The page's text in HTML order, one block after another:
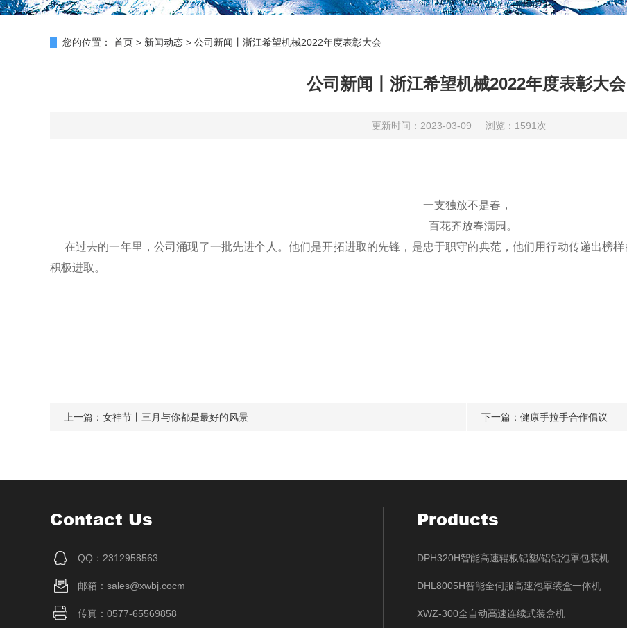
您的位置： 首页 > 新闻动态 > 公司新闻丨浙江希望机械2022年度表彰大会
公司新闻丨浙江希望机械2022年度表彰大会
更新时间：2023-03-09 浏览：1591次
一支独放不是春，
百花齐放春满园。
在过去的一年里，公司涌现了一批先进个人。他们是开拓进取的先锋，是忠于职守的典范，他们用行动传递出榜
积极进取。
上一篇： 女神节丨三月与你都是最好的风景 下一篇： 健康手拉手合作倡议
Contact Us
QQ：2312958563
邮箱：sales@xwbj.cocm
传真：0577-65569858
Products
DPH320H智能高速辊板铝塑/铝铝泡罩包装机
DHL8005H智能全伺服高速泡罩装盒一体机
XWZ-300全自动高速连续式装盒机